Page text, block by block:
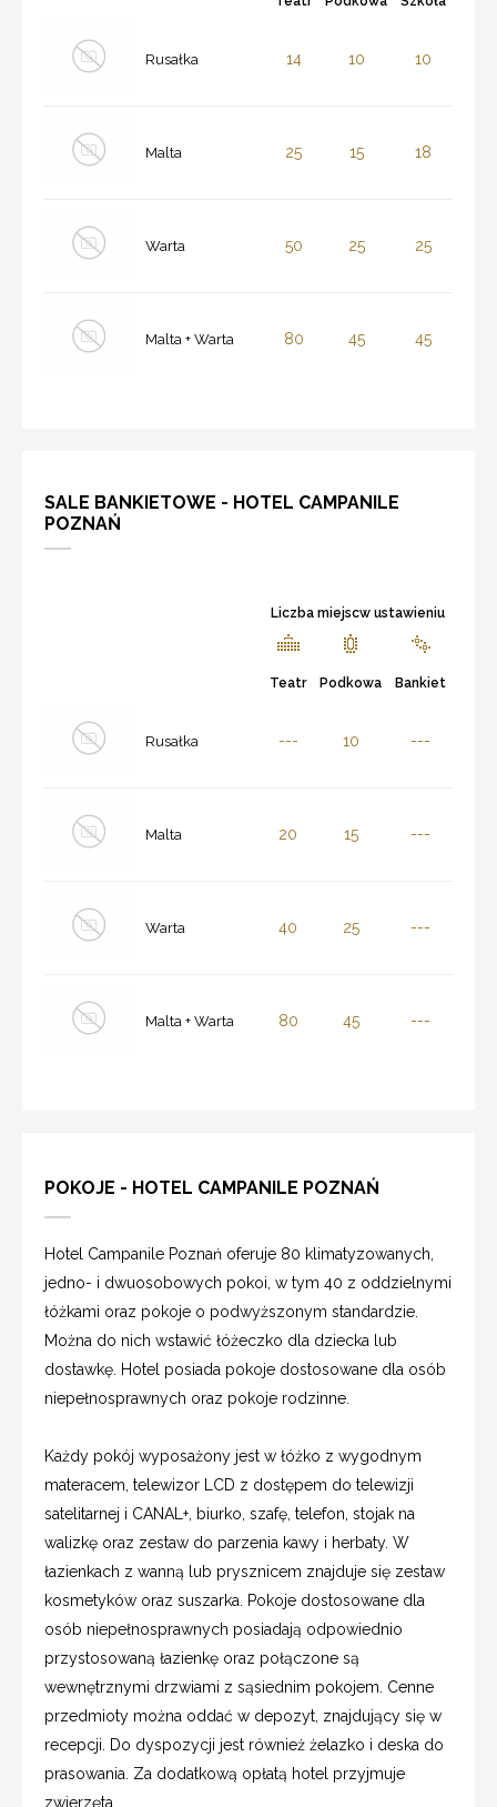
Rusałka 14 10 10
Malta 25 15 18
Warta 50 25 25
Malta + Warta 80 45 45
SALE BANKIETOWE - HOTEL CAMPANILE
POZNAŃ
Liczba miejscw ustawieniu
Teatr Podkowa Bankiet
Rusałka --- 10 ---
Malta 20 15 ---
Warta 40 25 ---
Malta + Warta 80 45 ---
POKOJE - HOTEL CAMPANILE POZNAŃ
Hotel Campanile Poznań oferuje 80 klimatyzowanych,
jedno- i dwuosobowych pokoi, w tym 40 z oddzielnymi
łóżkami oraz pokoje o podwyższonym standardzie.
Można do nich wstawić łóżeczko dla dziecka lub
dostawkę. Hotel posiada pokoje dostosowane dla osób
niepełnosprawnych oraz pokoje rodzinne.
Każdy pokój wyposażony jest w łóżko z wygodnym
materacem, telewizor LCD z dostępem do telewizji
satelitarnej i CANAL+, biurko, szafę, telefon, stojak na
walizkę oraz zestaw do parzenia kawy i herbaty. W
łazienkach z wanną lub prysznicem znajduje się zestaw
kosmetyków oraz suszarka. Pokoje dostosowane dla
osób niepełnosprawnych posiadają odpowiednio
przystosowaną łazienkę oraz połączone są
wewnętrznymi drzwiami z sąsiednim pokojem. Cenne
przedmioty można oddać w depozyt, znajdujący się w
recepcji. Do dyspozycji jest również żelazko i deska do
prasowania. Za dodatkową opłatą hotel przyjmuje
zwierzęta.